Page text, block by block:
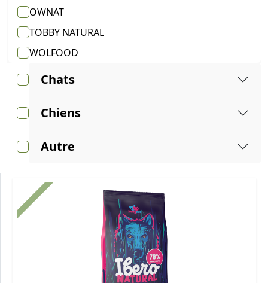
OWNAT
TOBBY NATURAL
WOLFOOD
Chats
Chiens
Autre